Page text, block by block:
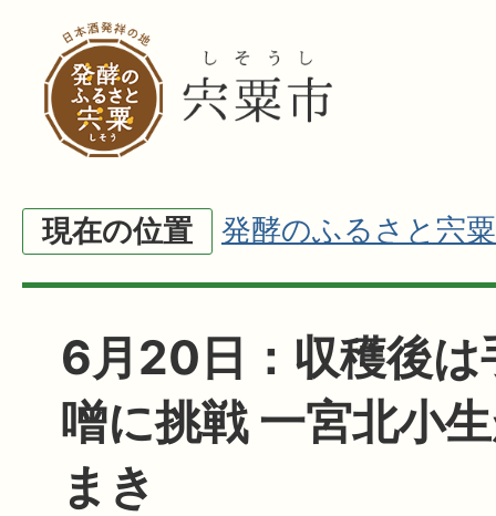
現在の位置 発酵のふるさと宍粟
6月20日：収穫後は
噌に挑戦 一宮北小
まき